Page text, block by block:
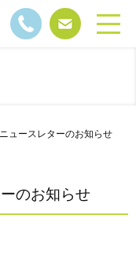
ュースレターのお知らせ
のお知らせ